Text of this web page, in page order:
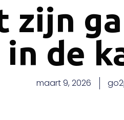
zijn
in de
maart 9, 2026